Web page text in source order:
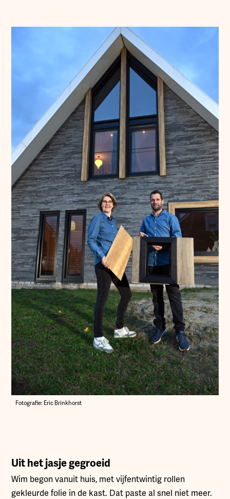
Fotografie: Eric Brinkhorst
Uit het jasje gegroeid
Wim begon vanuit huis, met vijfentwintig rollen
gekleurde folie in de kast. Dat paste al snel niet meer.